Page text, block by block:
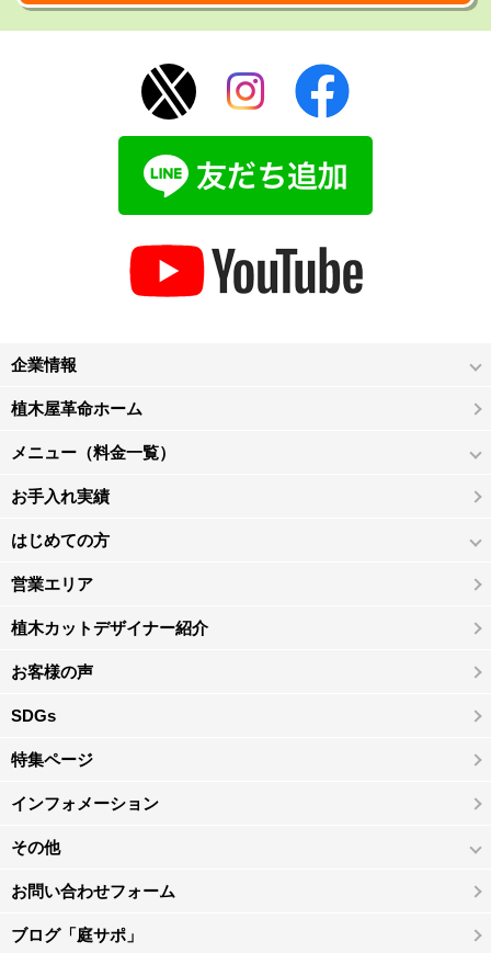
企業情報
植木屋革命ホーム
メニュー（料金一覧）
お手入れ実績
はじめての方
営業エリア
植木カットデザイナー紹介
お客様の声
SDGs
特集ページ
インフォメーション
その他
お問い合わせフォーム
ブログ「庭サポ」